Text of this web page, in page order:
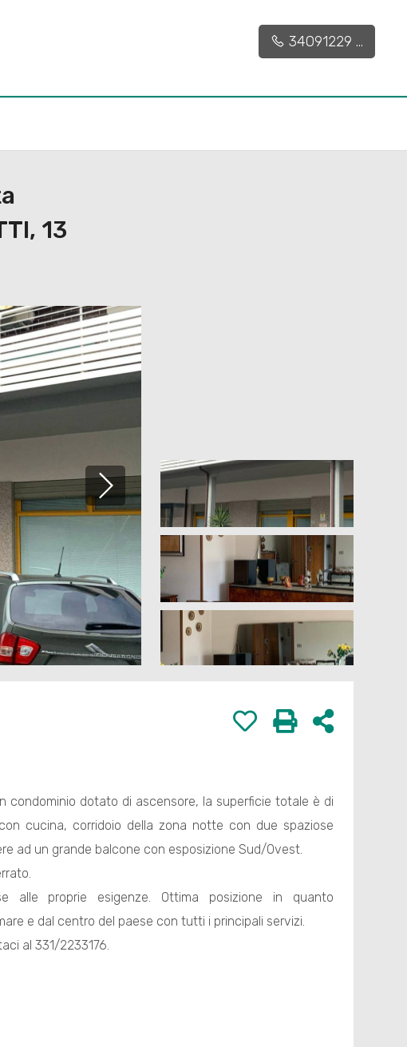
34091229 ...
13
condominio dotato di ascensore, la superficie totale è di
cucina, corridoio della zona notte con due spaziose
ad un grande balcone con esposizione Sud/Ovest.
alle proprie esigenze. Ottima posizione in quanto
e dal centro del paese con tutti i principali servizi.
al 331/2233176.